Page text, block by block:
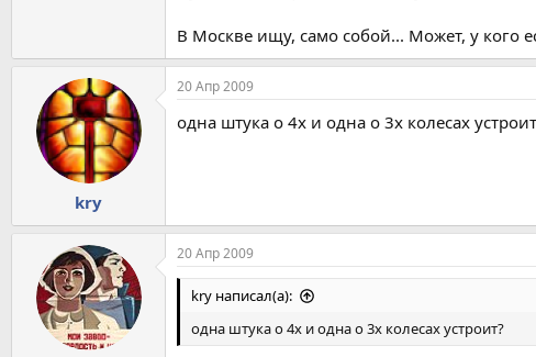
В Москве ищу, само собой... Может, у кого
kry
20 Апр 2009
одна штука о 4х и одна о 3х колесах
20 Апр 2009
kry написал(а):
одна штука о 4х и одна о 3х колесах устроит?